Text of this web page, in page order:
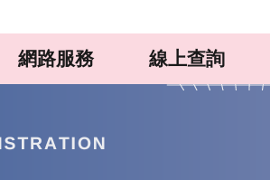
網路服務 線上查詢